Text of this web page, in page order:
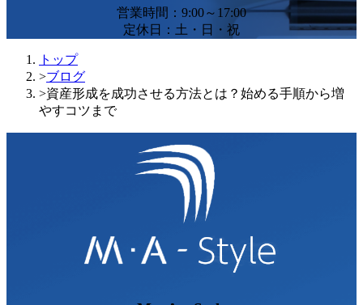
営業時間：9:00～17:00
定休日：土・日・祝
トップ
>ブログ
>資産形成を成功させる方法とは？始める手順から増
やすコツまで